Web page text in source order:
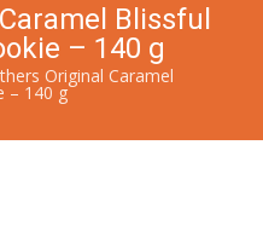
Blissful
– 140 g
Original Caramel
– 140 g